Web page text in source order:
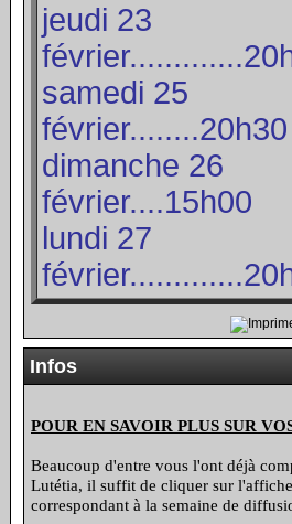
jeudi 23
samedi 25
février........20h30
dimanche 26
février....15h00
lundi 27
Infos
POUR EN SAVOIR PLUS SUR
Beaucoup d'entre vous l'ont déjà
Lutétia, il suffit de cliquer sur l'affiche
correspondant à la semaine de